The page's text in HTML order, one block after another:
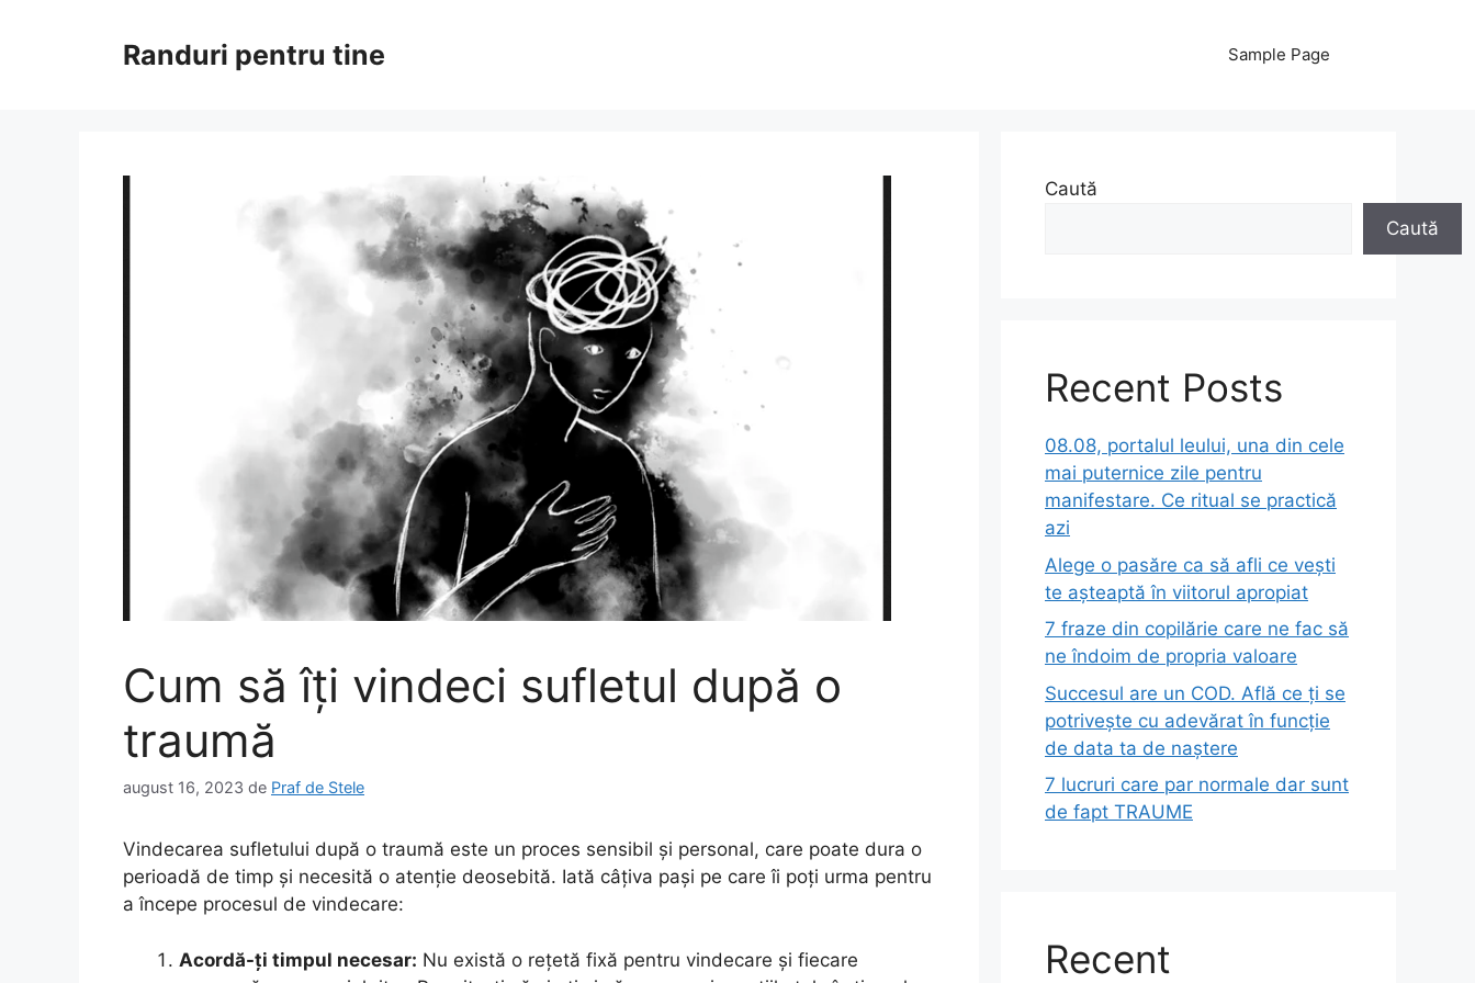
Randuri pentru tine Sample Page
Cum să îți vindeci sufletul după o
traumă
august 16, 2023 de Praf de Stele
Vindecarea sufletului după o traumă este un proces sensibil și personal, care poate dura o
perioadă de timp și necesită o atenție deosebită. Iată câțiva pași pe care îi poți urma pentru
a începe procesul de vindecare:
Acordă-ți timpul necesar: Nu există o rețetă fixă pentru vindecare și fiecare
Caută
Caută
Recent Posts
08.08, portalul leului, una din cele
mai puternice zile pentru
manifestare. Ce ritual se practică
azi
Alege o pasăre ca să afli ce vești
te așteaptă în viitorul apropiat
7 fraze din copilărie care ne fac să
ne îndoim de propria valoare
Succesul are un COD. Află ce ți se
potrivește cu adevărat în funcție
de data ta de naștere
7 lucruri care par normale dar sunt
de fapt TRAUME
Recent